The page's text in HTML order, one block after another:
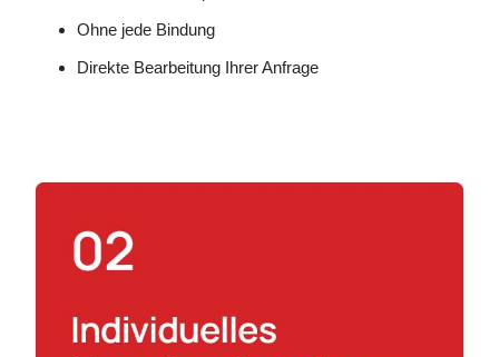
Ohne jede Bindung
Direkte Bearbeitung Ihrer Anfrage